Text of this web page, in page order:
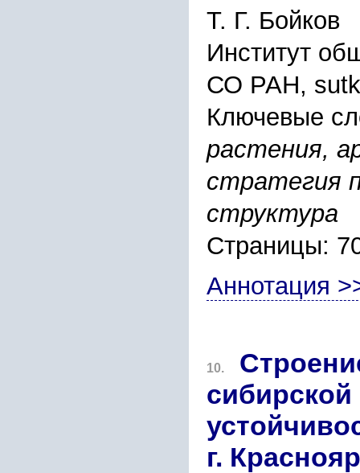
Т. Г. Бойков
Институт
СО РАН,
Ключевые
растения,
стратегия
структура
Страницы:
Аннотация
10.
сибирской
г.